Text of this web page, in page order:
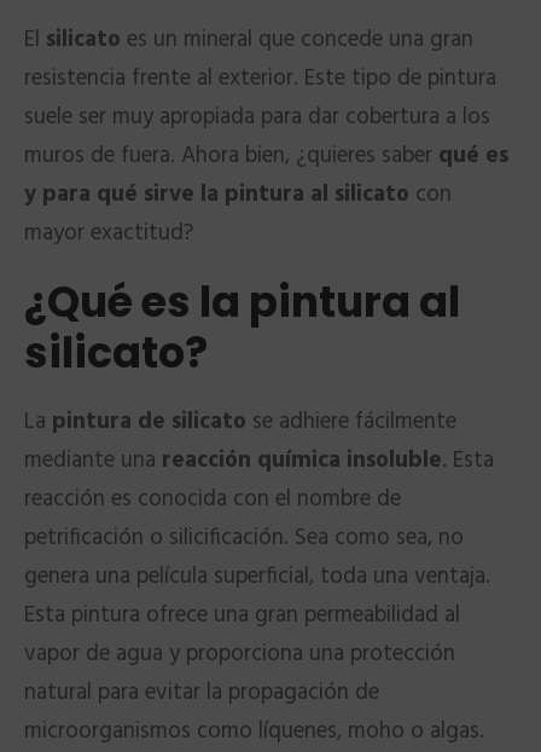
El silicato es un mineral que concede una gran
resistencia frente al exterior. Este tipo de pintura
suele ser muy apropiada para dar cobertura a los
muros de fuera. Ahora bien, ¿quieres saber qué es
y para qué sirve la pintura al silicato con
mayor exactitud?
¿Qué es la pintura al
silicato?
La pintura de silicato se adhiere fácilmente
mediante una reacción química insoluble. Esta
reacción es conocida con el nombre de
petrificación o silicificación. Sea como sea, no
genera una película superficial, toda una ventaja.
Esta pintura ofrece una gran permeabilidad al
vapor de agua y proporciona una protección
natural para evitar la propagación de
microorganismos como líquenes, moho o algas.